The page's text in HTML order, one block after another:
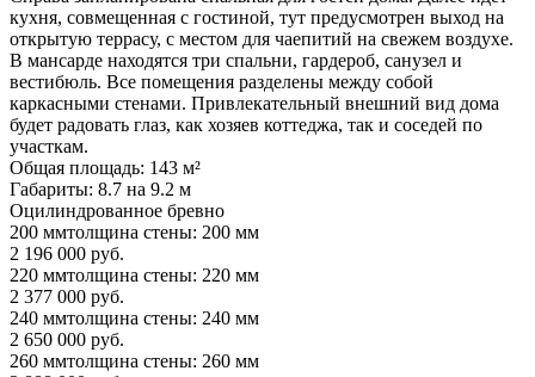
кухня, совмещенная с гостиной, тут предусмотрен выход на
открытую террасу, с местом для чаепитий на свежем воздухе.
В мансарде находятся три спальни, гардероб, санузел и
вестибюль. Все помещения разделены между собой
каркасными стенами. Привлекательный внешний вид дома
будет радовать глаз, как хозяев коттеджа, так и соседей по
участкам.
Общая площадь: 143 м²
Габариты: 8.7 на 9.2 м
Оцилиндрованное бревно
200 ммтолщина стены: 200 мм
2 196 000 руб.
220 ммтолщина стены: 220 мм
2 377 000 руб.
240 ммтолщина стены: 240 мм
2 650 000 руб.
260 ммтолщина стены: 260 мм